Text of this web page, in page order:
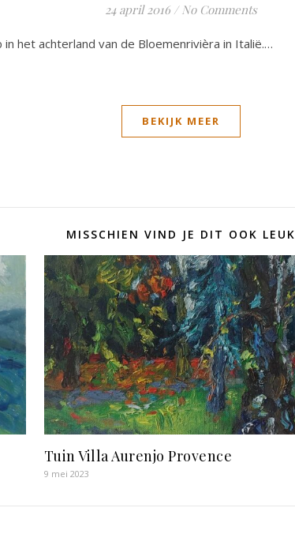
24 april 2016 / No Comments
het achterland van de Bloemenrivièra in Italië.…
BEKIJK MEER
MISSCHIEN VIND JE DIT OOK LEUK
Tuin Villa Aurenjo Provence
9 mei 2023